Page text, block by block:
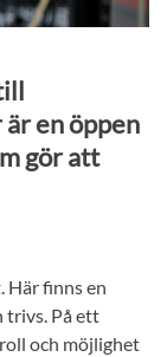
en öppen
gör att
finns en
trivs. På ett
och möjlighet